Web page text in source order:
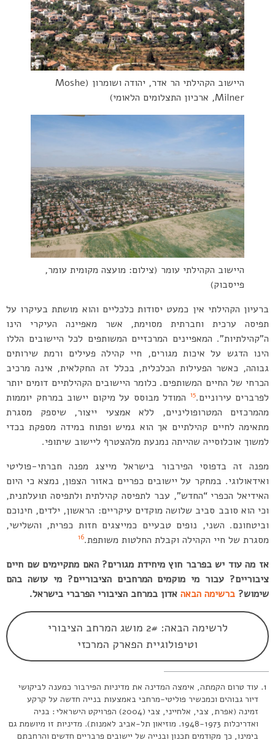
היישוב הקהילתי הר אדר, יהודה ושומרון (Moshe
Milner, ארכיון התצלומים הלאומי)
היישוב הקהילתי עומר (צילום: מועצה מקומית עומר,
פייסבוק)
ברעיון הקהילתי אין כמעט יסודות כלכליים והוא מושתת בעיקרו על
תפיסה ערכית וחברתית מסוימת, אשר מאפיינה העיקרי הינו
ה”קהילתיות”. המאפיינים המרכזיים המשותפים לכל היישובים הללו
הינו הדגש על איכות מגורים, חיי קהילה פעילים ורמת שירותים
גבוהה, כאשר הפעילות הכלכלית, בכלל זה החקלאית, אינה מרכיב
הכרחי של החיים המשותפים. כלומר היישובים הקהילתיים דומים יותר
לפרברים עירוניים.15 המודל מבוסס על מיקום יישוב במרחק יוממות
מהמרכזים המטרופוליניים, ללא אמצעי ייצור, שיספק מסגרת
מתאימה לחיים קהילתיים אך הוא גמיש ופתוח במידה מספקת בכדי
למשוך אוכלוסייה שהייתה נמנעת מלהצטרף ליישוב שיתופי.
מפנה זה בדפוסי הפירבור בישראל מייצג מפנה חברתי-פוליטי
ואידאולוגי. במחקר על יישובים כפריים באזור הצפון, נמצא כי היום
האידיאל הכפרי “החדש”, עבר לתפיסה קהילתית ולתפיסה תועלתנית,
וכי הוא סובב סביב שלושה מוקדים עיקריים: הראשון, ילדים, חינוכם
וביטחונם. השני, נופים טבעיים כמייצגים חזות כפרית, והשלישי,
מסגרת של חיי הקהילה וקבלת החלטות משותפת.16
אז מה עוד יש בפרבר חוץ מיחידת מגורים? האם מתקיימים שם חיים
ציבוריים? עבור מי מוקמים המרחבים הציבוריים? מי עושה בהם
שימוש? ברשימה הבאה אדון במרחב הציבורי הפרברי בישראל.
לרשימה הבאה: 2# מושג המרחב הציבורי
וטיפולוגיית הפארק המרכזי
עוד טרום הקמתה, אימצה המדינה את מדיניות הפירבור כמענה לביקושי
דיור גבוהים וכמכשיר פוליטי-מרחבי באמצעות בנייה חדשה על קרקע
זמינה (אפרת, צבי, אלחייני, צבי (2004) הפרויקט הישראלי : בניה
ואדריכלות 1948-1973. מוזיאון תל-אביב לאמנות). מדיניות זו מיושמת גם
בימינו, כך מקודמים תכנון ובנייה של יישובים פרבריים חדשים והרחבתם